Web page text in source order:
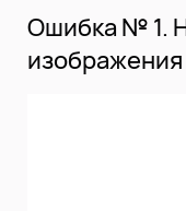
Ошибка № 1.
изображения